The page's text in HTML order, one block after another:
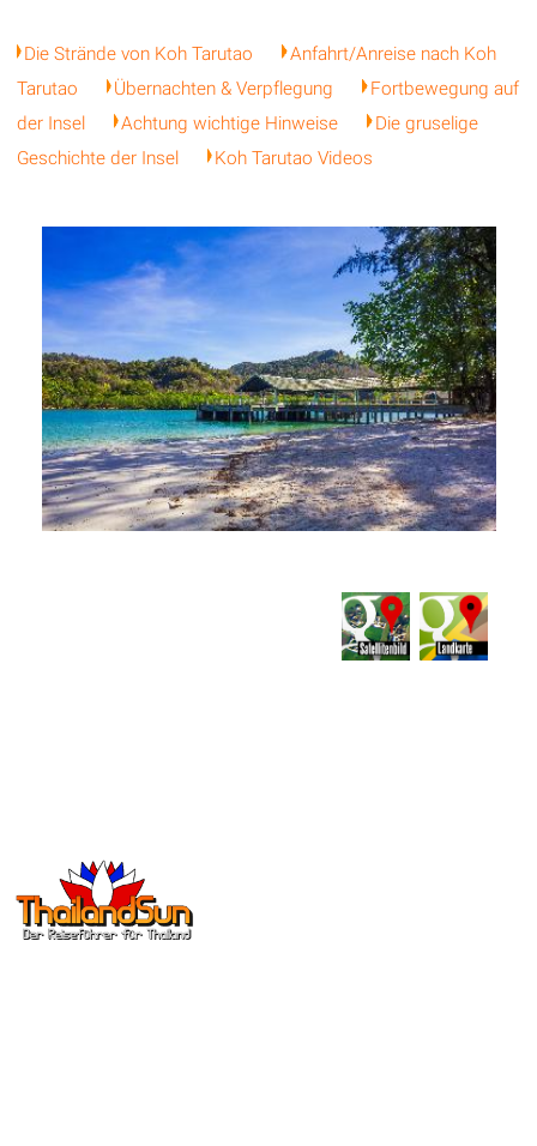
Die Strände von Koh Tarutao
Anfahrt/Anreise nach Koh
Tarutao
Übernachten & Verpflegung
Fortbewegung auf
der Insel
Achtung wichtige Hinweise
Die gruselige
Geschichte der Insel
Koh Tarutao Videos